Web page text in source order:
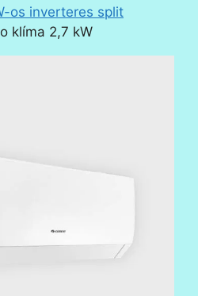
os inverteres split
klíma 2,7 kW